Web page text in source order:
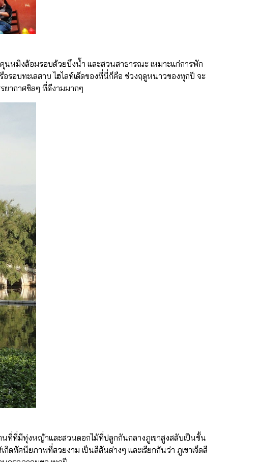
นหมิงล้อมรอบด้วยบึงน้ำ และสวนสาธารณะ เหมาะแก่การพัก
รอบทะเลสาบ ไฮไลท์เด็ดของที่นี่ก็คือ ช่วงฤดูหนาวของทุกปี จะ
ยากาศชิลๆ ที่ดีงามมากๆ
ที่ที่มีทุ่งหญ้าและสวนดอกไม้ที่ปลูกกันกลางภูเขาสูงสลับเป็นขั้น
ทัศนียภาพที่สวยงาม เป็นสีสันต่างๆ และเรียกกันว่า ภูเขาเจ็ดสี